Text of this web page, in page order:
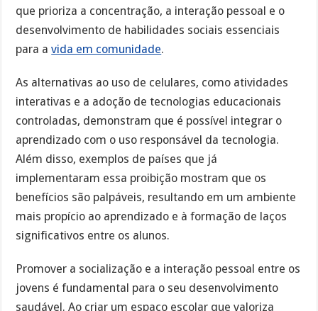
que prioriza a concentração, a interação pessoal e o
desenvolvimento de habilidades sociais essenciais
para avida em comunidade.
As alternativas ao uso de celulares, como atividades
interativas e a adoção de tecnologias educacionais
controladas, demonstram que é possível integrar o
aprendizado com o uso responsável da tecnologia.
Além disso, exemplos de países que já
implementaram essa proibição mostram que os
benefícios são palpáveis, resultando em um ambiente
mais propício ao aprendizado e à formação de laços
significativos entre os alunos.
Promover a socialização e a interação pessoal entre os
jovens é fundamental para o seu desenvolvimento
saudável. Ao criar um espaço escolar que valoriza